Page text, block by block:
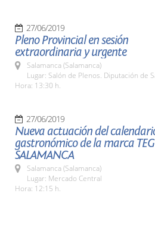
27/06/2019
Pleno Provincial en sesión
extraordinaria y urgente
Salamanca (Salamanca)
Lugar: Salón de Plenos. Diputación de
Hora: 13:30 h.
27/06/2019
Nueva actuación del
gastronómico de la marca
SALAMANCA
Salamanca (Salamanca)
Lugar: Mercado Central
Hora: 12:15 h.